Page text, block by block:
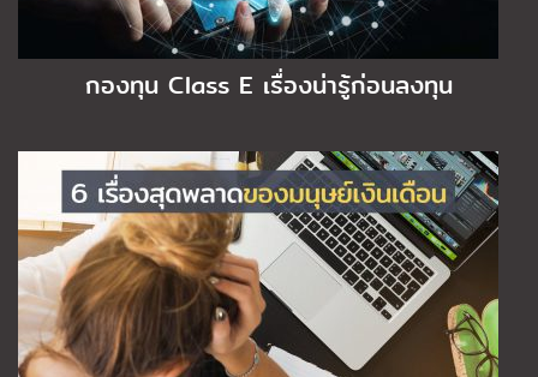
กองทุน Class E เรื่องน่ารู้ก่อนลงทุน